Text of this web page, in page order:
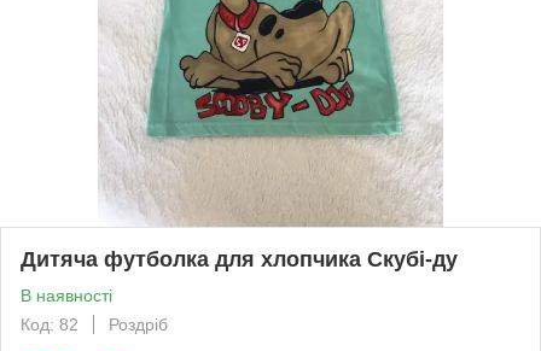
Дитяча футболка для хлопчика Скубі-ду
В наявності
Код: 82
Роздріб